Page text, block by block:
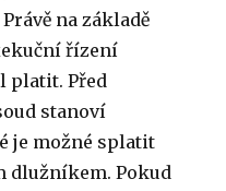
na základě
řízení
platit. Před
stanoví
je možné splatit
dlužníkem. Pokud